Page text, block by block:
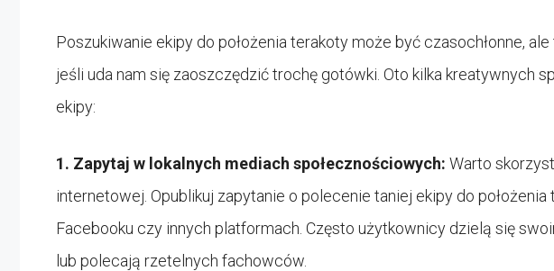
Poszukiwanie ekipy do położenia terakoty może być czasochłonne,
jeśli uda nam się zaoszczędzić trochę gotówki. Oto kilka kreatywnych
ekipy:
1. Zapytaj w lokalnych mediach społecznościowych: Warto
internetowej. Opublikuj zapytanie o polecenie taniej ekipy do położenia
Facebooku czy innych platformach. Często użytkownicy dzielą się
lub polecają rzetelnych fachowców.